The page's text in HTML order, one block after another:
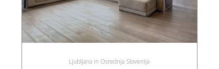
Ljubljana in Osrednja Slovenija